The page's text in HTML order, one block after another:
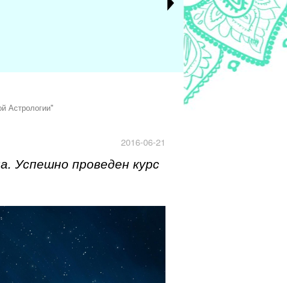
Астрологии"
2016-06-21
Успешно проведен курс